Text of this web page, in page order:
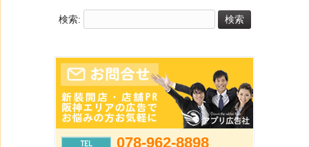
検索:
078-962-8898